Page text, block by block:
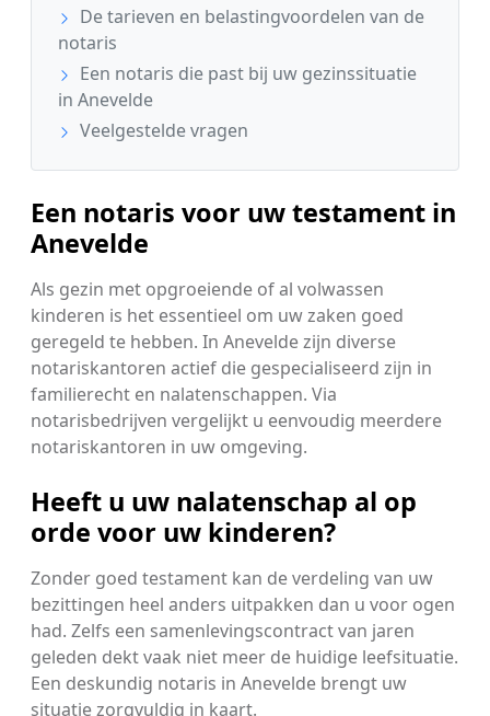
De tarieven en belastingvoordelen van de
notaris
Een notaris die past bij uw gezinssituatie
in Anevelde
Veelgestelde vragen
Een notaris voor uw testament in
Anevelde
Als gezin met opgroeiende of al volwassen
kinderen is het essentieel om uw zaken goed
geregeld te hebben. In Anevelde zijn diverse
notariskantoren actief die gespecialiseerd zijn in
familierecht en nalatenschappen. Via
notarisbedrijven vergelijkt u eenvoudig meerdere
notariskantoren in uw omgeving.
Heeft u uw nalatenschap al op
orde voor uw kinderen?
Zonder goed testament kan de verdeling van uw
bezittingen heel anders uitpakken dan u voor ogen
had. Zelfs een samenlevingscontract van jaren
geleden dekt vaak niet meer de huidige leefsituatie.
Een deskundig notaris in Anevelde brengt uw
situatie zorgvuldig in kaart.